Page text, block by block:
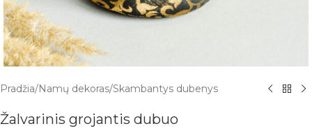
Pradžia/Namų dekoras/Skambantys dubenys
Žalvarinis grojantis dubuo